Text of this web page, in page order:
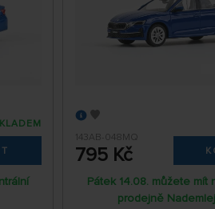
143AB-048MQ
795 Kč
Pátek 14.08. můžete mít
prodejně